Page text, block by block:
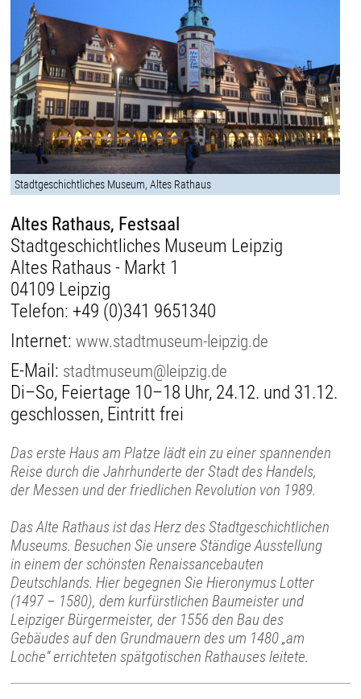
Stadtgeschichtliches Museum, Altes Rathaus
Altes Rathaus, Festsaal
Stadtgeschichtliches Museum Leipzig
Altes Rathaus - Markt 1
04109 Leipzig
Telefon: +49 (0)341 9651340
Internet:www.stadtmuseum-leipzig.de
E-Mail: stadtmuseum@leipzig.de
Di–So, Feiertage 10–18 Uhr, 24.12. und 31.12.
geschlossen, Eintritt frei
Das erste Haus am Platze lädt ein zu einer spannenden
Reise durch die Jahrhunderte der Stadt des Handels,
der Messen und der friedlichen Revolution von 1989.
Das Alte Rathaus ist das Herz des Stadtgeschichtlichen
Museums. Besuchen Sie unsere Ständige Ausstellung
in einem der schönsten Renaissancebauten
Deutschlands. Hier begegnen Sie Hieronymus Lotter
(1497 – 1580), dem kurfürstlichen Baumeister und
Leipziger Bürgermeister, der 1556 den Bau des
Gebäudes auf den Grundmauern des um 1480 „am
Loche“ errichteten spätgotischen Rathauses leitete.